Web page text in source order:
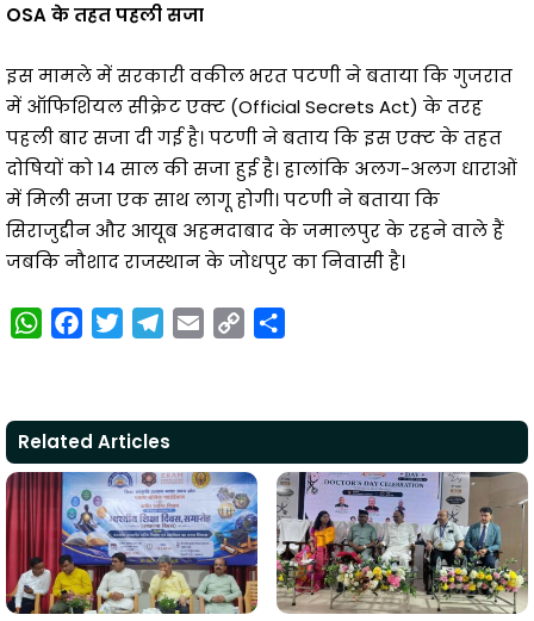
OSA के तहत पहली सजा
इस मामले में सरकारी वकील भरत पटणी ने बताया कि गुजरात
में ऑफिशियल सीक्रेट एक्ट (Official Secrets Act) के तरह
पहली बार सजा दी गई है। पटणी ने बताय कि इस एक्ट के तहत
दोषियों को 14 साल की सजा हुई है। हालांकि अलग-अलग धाराओं
में मिली सजा एक साथ लागू होगी। पटणी ने बताया कि
सिराजुद्दीन और आयूब अहमदाबाद के जमालपुर के रहने वाले हैं
जबकि नौशाद राजस्थान के जोधपुर का निवासी है।
W
t
s
A
p
p
e
b
o
o
k
t
t
e
r
e
g
r
a
m
i
y
i
n
k
r
Related Articles